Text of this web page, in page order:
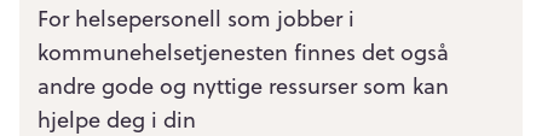
For helsepersonell som jobber i
kommunehelsetjenesten finnes det også
andre gode og nyttige ressurser som kan
hjelpe deg i din